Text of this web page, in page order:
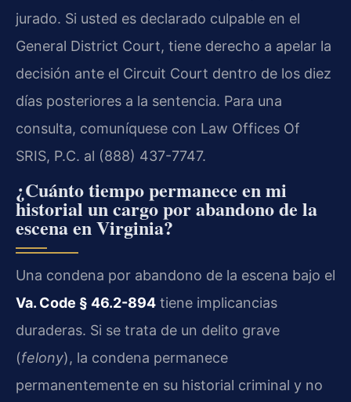
jurado. Si usted es declarado culpable en el
General District Court, tiene derecho a apelar la
decisión ante el Circuit Court dentro de los diez
días posteriores a la sentencia. Para una
consulta, comuníquese con Law Offices Of
SRIS, P.C. al (888) 437-7747.
¿Cuánto tiempo permanece en mi
historial un cargo por abandono de la
escena en Virginia?
Una condena por abandono de la escena bajo el
Va. Code § 46.2-894 tiene implicancias
duraderas. Si se trata de un delito grave
(felony), la condena permanece
permanentemente en su historial criminal y no